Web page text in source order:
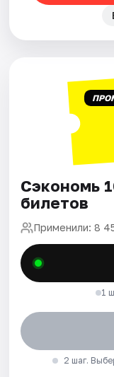
Сэкономь
билетов
Применили: 8
1
2 шаг.